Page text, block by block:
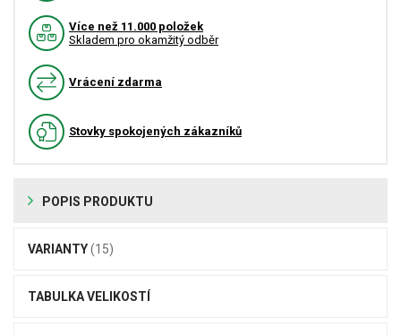
Více než 11.000 položek
Skladem pro okamžitý odběr
Vrácení zdarma
Stovky spokojených zákazníků
POPIS PRODUKTU
VARIANTY(15)
TABULKA VELIKOSTÍ